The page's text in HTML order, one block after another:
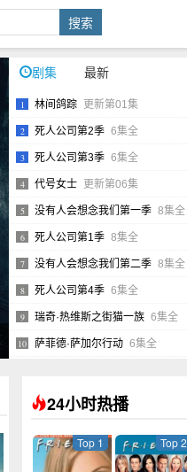
剧集 最新
1 林间鸽踪 更新第01集
2 死人公司第2季 6集全
3 死人公司第3季 6集全
4 代号女士 更新第06集
5 没有人会想念我们第一季 8集全
6 死人公司第1季 8集全
7 没有人会想念我们第二季 8集全
8 死人公司第4季 6集全
9 瑞奇·热维斯之街猫一族 6集全
10 萨菲德·萨加尔行动 6集全
24小时热播
Top 1 Top 2